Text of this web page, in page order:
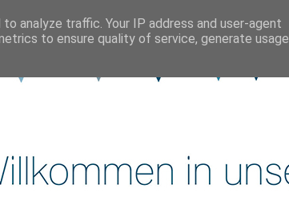
analyze traffic. Your IP address and user-agent
to ensure quality of service, generate usage